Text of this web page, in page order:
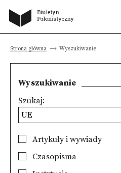
Strona główna Wyszukiwanie
Wyszukiwanie
Szukaj:
Artykuły i wywiady
Czasopisma